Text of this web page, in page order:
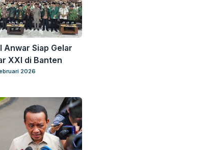
Anwar Siap Gelar
XXI di Banten
2026